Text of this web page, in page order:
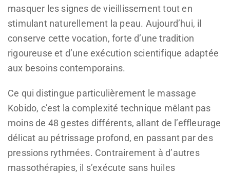
masquer les signes de vieillissement tout en
stimulant naturellement la peau. Aujourd’hui, il
conserve cette vocation, forte d’une tradition
rigoureuse et d’une exécution scientifique adaptée
aux besoins contemporains.
Ce qui distingue particulièrement le massage
Kobido, c’est la complexité technique mêlant pas
moins de 48 gestes différents, allant de l’effleurage
délicat au pétrissage profond, en passant par des
pressions rythmées. Contrairement à d’autres
massothérapies, il s’exécute sans huiles